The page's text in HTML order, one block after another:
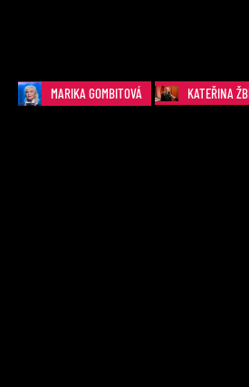
MARIKA GOMBITOVÁ KATEŘINA